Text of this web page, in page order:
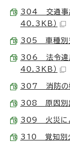
304 交通事故
40.3KB）
305 車種別
306 法令違反
40.3KB）
307 消防の
308 原因別
309 火災に
310 覚知別